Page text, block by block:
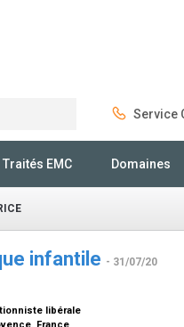
Service
Traités EMC Domaines
infantile - 31/07/20
libérale
France